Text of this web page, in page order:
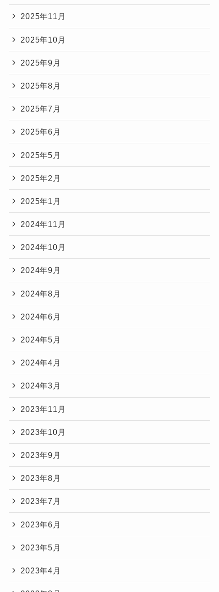
2025年11月
2025年10月
2025年9月
2025年8月
2025年7月
2025年6月
2025年5月
2025年2月
2025年1月
2024年11月
2024年10月
2024年9月
2024年8月
2024年6月
2024年5月
2024年4月
2024年3月
2023年11月
2023年10月
2023年9月
2023年8月
2023年7月
2023年6月
2023年5月
2023年4月